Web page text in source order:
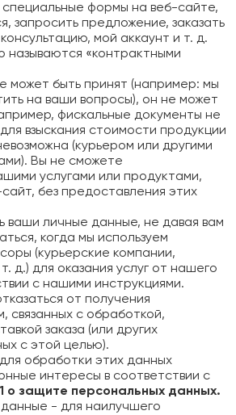
формы на веб-сайте,
запросить предложение, заказать
мой аккаунт и т. д.
называются «контрактными
может быть принят (например: мы
на ваши вопросы), он не может
фискальные документы не
взыскания стоимости продукции
(курьером или другими
Вы не сможете
услугами или продуктами,
без предоставления этих
ваши личные данные, не давая вам
когда мы используем
(курьерские компании,
д.) для оказания услуг от нашего
с нашими инструкциями.
от получения
связанных с обработкой,
заказа (или других
с этой целью).
обработки этих данных
интересы в соответствии с
о защите персональных данных.
- для наилучшего